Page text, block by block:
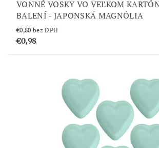
VONNÉ VOSKY VO VEĽKOM
BALENÍ - JAPONSKÁ MAGNÓLIA
€0,80 bez DPH
€0,98